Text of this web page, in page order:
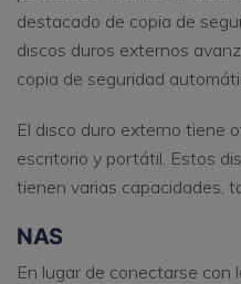
destacado de copia de
discos duros externos
copia de seguridad
El disco duro externo tiene
escritorio y portátil. Estos
tienen varias capacidades,
NAS
En lugar de conectarse con